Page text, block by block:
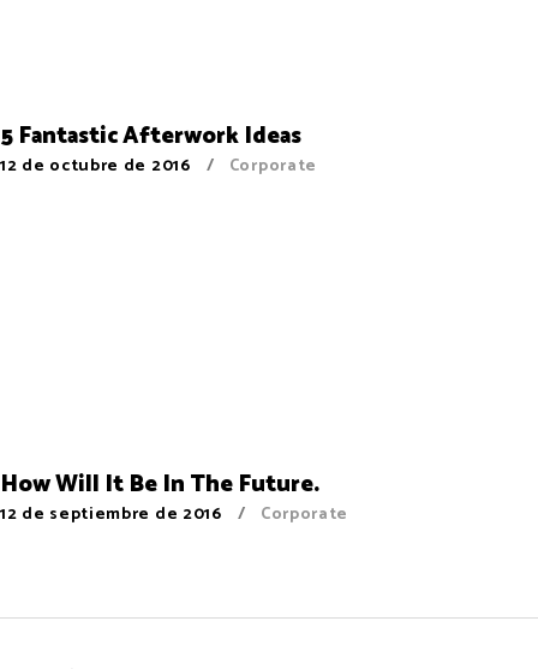
5 Fantastic Afterwork Ideas
12 de octubre de 2016 Corporate
How Will It Be In The Future.
12 de septiembre de 2016 Corporate